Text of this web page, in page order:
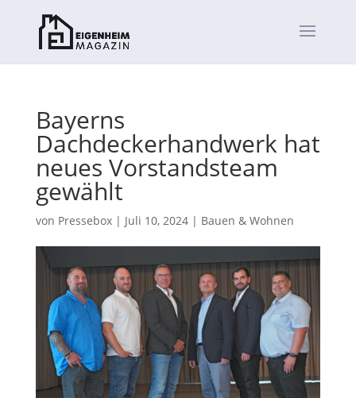
Bayerns
Dachdeckerhandwerk hat
neues Vorstandsteam
gewählt
von Pressebox| Juli 10, 2024| Bauen & Wohnen